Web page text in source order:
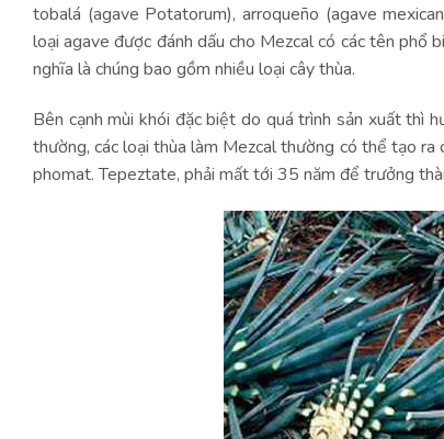
tobalá (agave Potatorum), arroqueño (agave
loại agave được đánh dấu cho Mezcal có các tên phổ
nghĩa là chúng bao gồm nhiều loại cây thùa.
Bên cạnh mùi khói đặc biệt do quá trình sản xuất thì
thường, các loại thùa làm Mezcal thường có thể tạo
phomat. Tepeztate, phải mất tới 35 năm để trưởng